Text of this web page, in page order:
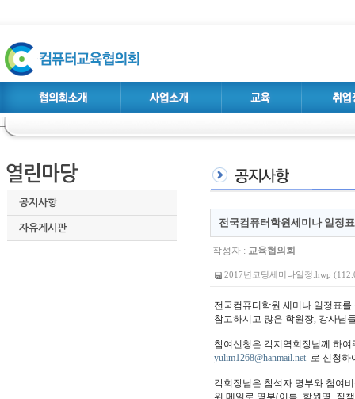
공지사항
자유게시판 전국컴퓨터학원세미나 일정표
작성자 : 교육협의회
2017년코딩세미나일정.hwp
전국컴퓨터학원 세미나 일정표를
참고하시고 많은 학원장, 강사님
참여신청은 각지역회장님께 하
yulim1268@hanmail.net로 신청하
각회장님은 참석자 명부와 첨여
위 메일로 명부(이름, 학원명, 직